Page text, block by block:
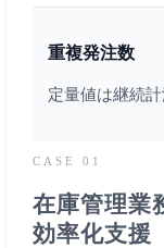
CASE 01
在庫管理業
効率化支援
重複発注数
定量値は継続計